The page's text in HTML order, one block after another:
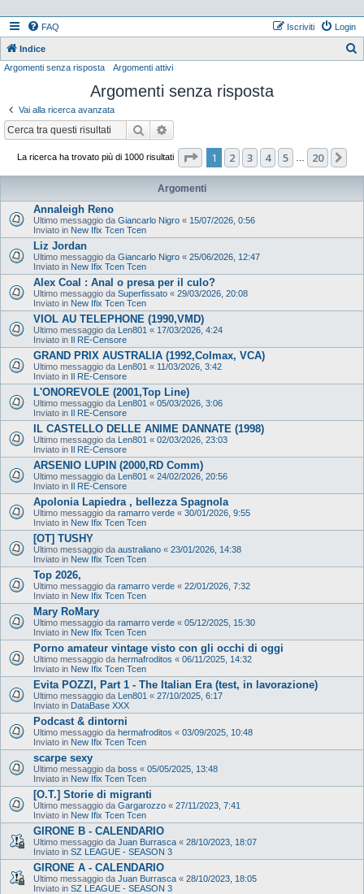
FAQ Login
Iscriviti
Indice
Argomenti senza risposta Argomenti attivi
Argomenti senza risposta
Vai alla ricerca avanzata
Cerca
La ricerca ha trovato più di 1000 risultati Pagina di 20
1 2 3 4 5 20
Argomenti
Annaleigh Reno
Ultimo messaggio da Giancarlo Nigro « 15/07/2026, 0:56
Inviato in New Ifix Tcen Tcen
Liz Jordan
Ultimo messaggio da Giancarlo Nigro « 25/06/2026, 12:47
Inviato in New Ifix Tcen Tcen
Alex Coal : Anal o presa per il culo?
Ultimo messaggio da Superfissato « 29/03/2026, 20:08
Inviato in New Ifix Tcen Tcen
VIOL AU TELEPHONE (1990,VMD)
Ultimo messaggio da Len801 « 17/03/2026, 4:24
Inviato in Il RE-Censore
GRAND PRIX AUSTRALIA (1992,Colmax, VCA)
Ultimo messaggio da Len801 « 11/03/2026, 3:42
Inviato in Il RE-Censore
L'ONOREVOLE (2001,Top Line)
Ultimo messaggio da Len801 « 05/03/2026, 3:06
Inviato in Il RE-Censore
IL CASTELLO DELLE ANIME DANNATE (1998)
Ultimo messaggio da Len801 « 02/03/2026, 23:03
Inviato in Il RE-Censore
ARSENIO LUPIN (2000,RD Comm)
Ultimo messaggio da Len801 « 24/02/2026, 20:56
Inviato in Il RE-Censore
Apolonia Lapiedra , bellezza Spagnola
Ultimo messaggio da ramarro verde « 30/01/2026, 9:55
Inviato in New Ifix Tcen Tcen
[OT] TUSHY
Ultimo messaggio da australiano « 23/01/2026, 14:38
Inviato in New Ifix Tcen Tcen
Top 2026,
Ultimo messaggio da ramarro verde « 22/01/2026, 7:32
Inviato in New Ifix Tcen Tcen
Mary RoMary
Ultimo messaggio da ramarro verde « 05/12/2025, 15:30
Inviato in New Ifix Tcen Tcen
Porno amateur vintage visto con gli occhi di oggi
Ultimo messaggio da hermafroditos « 06/11/2025, 14:32
Inviato in New Ifix Tcen Tcen
Evita POZZI, Part 1 - The Italian Era (test, in lavorazione)
Ultimo messaggio da Len801 « 27/10/2025, 6:17
Inviato in DataBase XXX
Podcast & dintorni
Ultimo messaggio da hermafroditos « 03/09/2025, 10:48
Inviato in New Ifix Tcen Tcen
scarpe sexy
Ultimo messaggio da boss « 05/05/2025, 13:48
Inviato in New Ifix Tcen Tcen
[O.T.] Storie di migranti
Ultimo messaggio da Gargarozzo « 27/11/2023, 7:41
Inviato in New Ifix Tcen Tcen
GIRONE B - CALENDARIO
Ultimo messaggio da Juan Burrasca « 28/10/2023, 18:07
Inviato in SZ LEAGUE - SEASON 3
GIRONE A - CALENDARIO
Ultimo messaggio da Juan Burrasca « 28/10/2023, 18:05
Inviato in SZ LEAGUE - SEASON 3